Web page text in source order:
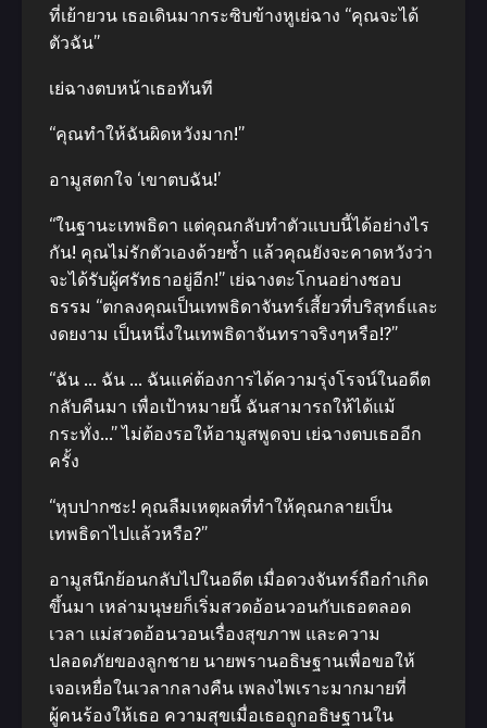
ที่เย้ายวน เธอเดินมากระซิบข้างหูเย่ฉาง “คุณจะได้
ตัวฉัน”
เย่ฉางตบหน้าเธอทันที
“คุณทำให้ฉันผิดหวังมาก!”
อามูสตกใจ ‘เขาตบฉัน!’
“ในฐานะเทพธิดา แต่คุณกลับทำตัวแบบนี้ได้อย่างไร
กัน! คุณไม่รักตัวเองด้วยซ้ำ แล้วคุณยังจะคาดหวังว่า
จะได้รับผู้ศรัทธาอยู่อีก!” เย่ฉางตะโกนอย่างชอบ
ธรรม “ตกลงคุณเป็นเทพธิดาจันทร์เสี้ยวที่บริสุทธ์และ
งดยงาม เป็นหนึ่งในเทพธิดาจันทราจริงๆหรือ!?”
“ฉัน … ฉัน … ฉันแค่ต้องการได้ความรุ่งโรจน์ในอดีต
กลับคืนมา เพื่อเป้าหมายนี้ ฉันสามารถให้ได้แม้
กระทั่ง…” ไม่ต้องรอให้อามูสพูดจบ เย่ฉางตบเธออีก
ครั้ง
“หุบปากซะ! คุณลืมเหตุผลที่ทำให้คุณกลายเป็น
เทพธิดาไปแล้วหรือ?”
อามูสนึกย้อนกลับไปในอดีต เมื่อดวงจันทร์ถือกำเกิด
ขึ้นมา เหล่ามนุษยก็เริ่มสวดอ้อนวอนกับเธอตลอด
เวลา แม่สวดอ้อนวอนเรื่องสุขภาพ และความ
ปลอดภัยของลูกชาย นายพรานอธิษฐานเพื่อขอให้
เจอเหยื่อในเวลากลางคืน เพลงไพเราะมากมายที่
ผู้คนร้องให้เธอ ความสุขเมื่อเธอถูกอธิษฐานใน